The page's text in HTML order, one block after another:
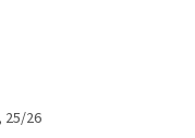
25/26